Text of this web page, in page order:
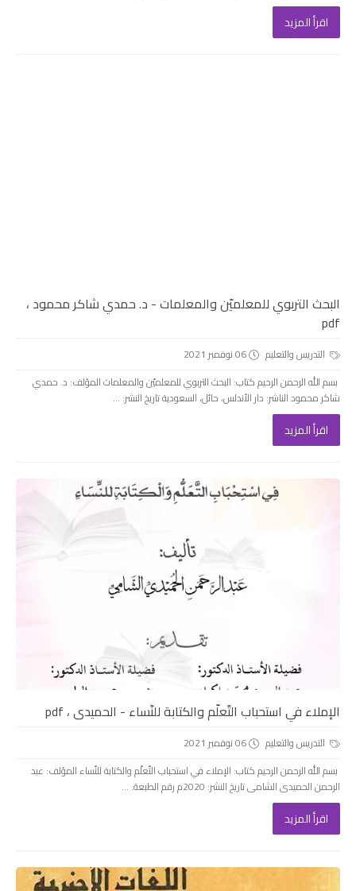
اقرأ المزيد
البحث التربوي للمعلميّن والمعلمات - د. حمدي شاكر محمود ،
pdf
التدريس والتعليم
06 نوفمبر 2021
بسم الله الرحمن الرحيم كتاب: البحث التربوي للمعلميّن والمعلمات المؤلف: د. حمدي
شاكر محمود الناشر: دار الأندلس، حائل، السعودية تاريخ النشر: ...
اقرأ المزيد
الإملاء في استحباب التّعلّم والكتابة للنّساء - الحميدى ، pdf
التدريس والتعليم
06 نوفمبر 2021
بسم الله الرحمن الرحيم كتاب: الإملاء في استحباب التّعلّم والكتابة للنّساء المؤلف: عبد
الرحمن الحميدى الشامى تاريخ النشر: 2020م رقم الطبعة: ...
اقرأ المزيد